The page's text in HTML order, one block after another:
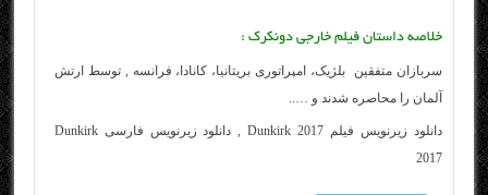
خلاصه داستان فیلم خارجیدونکرک :
سربازان متفقین بلژیک، امپراتوری بریتانیا، کانادا، فرانسه , توسط ارتش
آلمان را محاصره شدند و …..
دانلود زیرنویس فیلم Dunkirk 2017 , دانلود زیرنویس فارسی Dunkirk
2017